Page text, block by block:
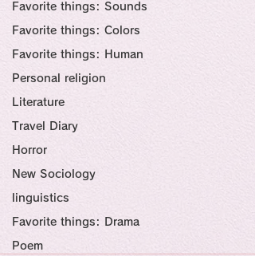
Favorite things: Sounds
Favorite things: Colors
Favorite things: Human
Personal religion
Literature
Travel Diary
Horror
New Sociology
linguistics
Favorite things: Drama
Poem